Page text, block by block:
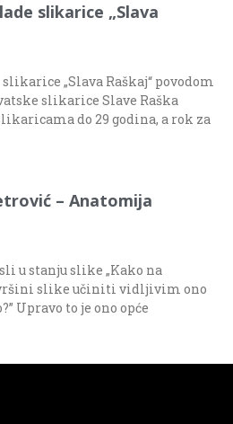
slikarice „Slava
„Slava Raškaj“ povodom
slikarice Slave Raška
do 29 godina, a rok za
– Anatomija
u stanju slike „Kako na
slike učiniti vidljivim ono
Upravo to je ono opće